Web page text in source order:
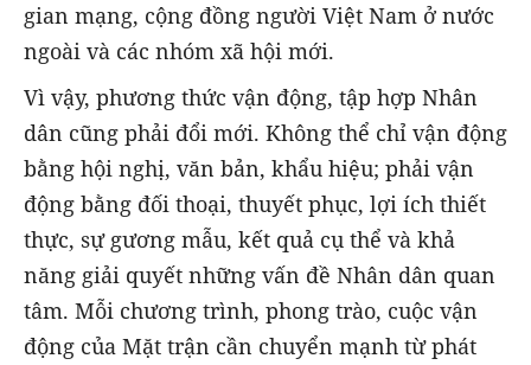
gian mạng, cộng đồng người Việt Nam ở nước
ngoài và các nhóm xã hội mới.
Vì vậy, phương thức vận động, tập hợp Nhân
dân cũng phải đổi mới. Không thể chỉ vận động
bằng hội nghị, văn bản, khẩu hiệu; phải vận
động bằng đối thoại, thuyết phục, lợi ích thiết
thực, sự gương mẫu, kết quả cụ thể và khả
năng giải quyết những vấn đề Nhân dân quan
tâm. Mỗi chương trình, phong trào, cuộc vận
động của Mặt trận cần chuyển mạnh từ phát